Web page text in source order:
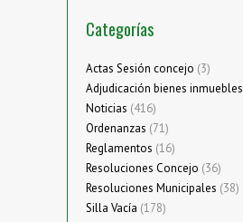
Categorías
Actas Sesión concejo (3)
Adjudicación bienes inmuebles
Noticias (416)
Ordenanzas (71)
Reglamentos (16)
Resoluciones Concejo (36)
Resoluciones Municipales (38)
Silla Vacía (178)